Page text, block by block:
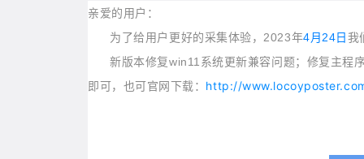
亲爱的用户：
为了给用户更好的采集体验，2023年4月24日 我
新版本修复win11系统更新兼容问题；修复主程序
即可，也可官网下载： http://